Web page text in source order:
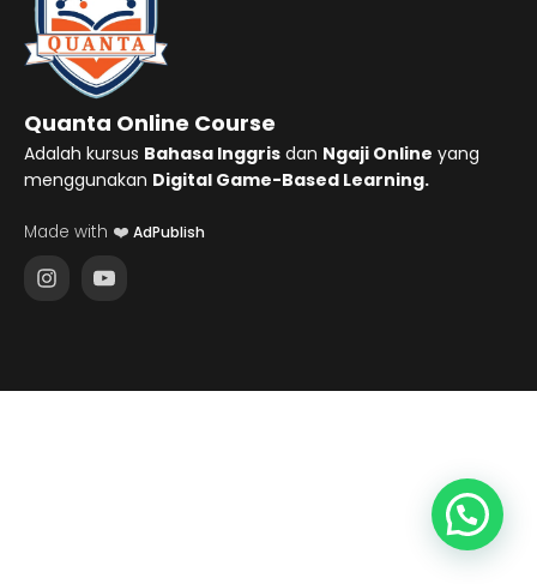
Quanta Online Course
Adalah kursus Bahasa Inggris dan Ngaji Online yang
menggunakan Digital Game-Based Learning.
Made with ❤️ AdPublish